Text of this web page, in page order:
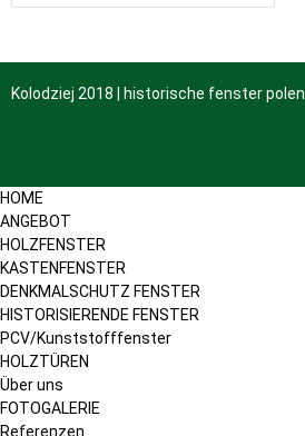
Kolodziej 2018 | historische fenster polen
HOME
ANGEBOT
HOLZFENSTER
KASTENFENSTER
DENKMALSCHUTZ FENSTER
HISTORISIERENDE FENSTER
PCV/Kunststofffenster
HOLZTÜREN
Über uns
FOTOGALERIE
Referenzen